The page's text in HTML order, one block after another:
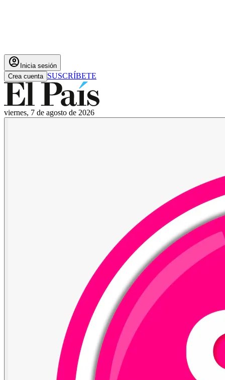
account_circle Inicia sesión
Crea cuenta SUSCRÍBETE
viernes, 7 de agosto de 2026